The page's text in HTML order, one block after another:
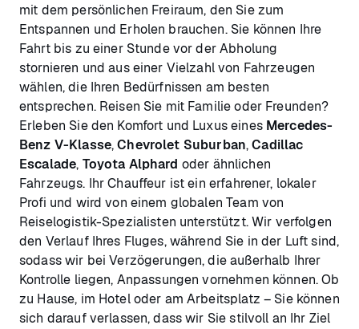
mit dem persönlichen Freiraum, den Sie zum
Entspannen und Erholen brauchen. Sie können Ihre
Fahrt bis zu einer Stunde vor der Abholung
stornieren und aus einer Vielzahl von Fahrzeugen
wählen, die Ihren Bedürfnissen am besten
entsprechen. Reisen Sie mit Familie oder Freunden?
Erleben Sie den Komfort und Luxus eines Mercedes-
Benz V-Klasse,Chevrolet Suburban,Cadillac
Escalade, Toyota Alphard oder ähnlichen
Fahrzeugs. Ihr Chauffeur ist ein erfahrener, lokaler
Profi und wird von einem globalen Team von
Reiselogistik-Spezialisten unterstützt. Wir verfolgen
den Verlauf Ihres Fluges, während Sie in der Luft sind,
sodass wir bei Verzögerungen, die außerhalb Ihrer
Kontrolle liegen, Anpassungen vornehmen können. Ob
zu Hause, im Hotel oder am Arbeitsplatz – Sie können
sich darauf verlassen, dass wir Sie stilvoll an Ihr Ziel